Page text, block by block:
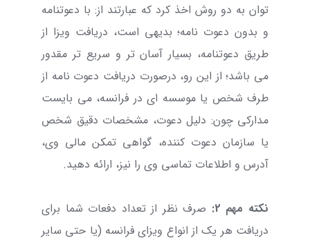
توان به دو روش اخذ کرد که عبارتند از: با دعوتنامه
و بدون دعوت نامه؛ بدیهی است، دریافت ویزا از
طریق دعوتنامه، بسیار آسان تر و سریع تر مقدور
می باشد؛ از این رو، درصورت دریافت دعوت نامه از
طرف شخص یا موسسه ای در فرانسه، می بایست
مدارکی چون: دلیل دعوت، مشخصات دقیق شخص
یا سازمان دعوت کننده، گواهی تمکن مالی وی،
آدرس و اطلاعات تماسی وی را نیز، ارائه دهید.
نکته مهم 2:
صرف نظر از تعداد دفعات شما برای
دریافت هر یک از انواع ویزای فرانسه (یا حتی سایر